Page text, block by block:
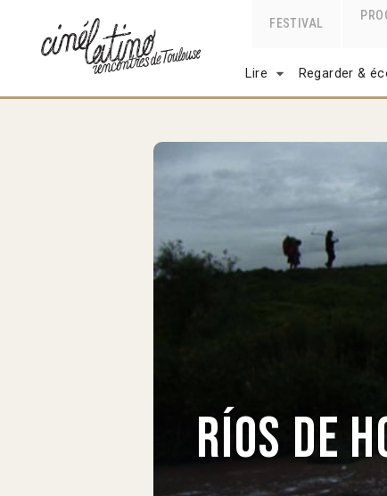
FESTIVAL
Lire Regarder &
Ríos de